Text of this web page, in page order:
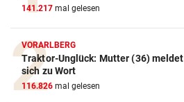
141.217 mal gelesen
VORARLBERG
Traktor-Unglück: Mutter (36) meldet
sich zu Wort
116.826 mal gelesen